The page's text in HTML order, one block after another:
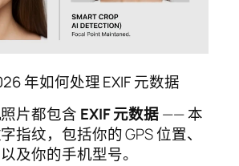
年如何处理 EXIF 元数据
片都包含 EXIF 元数据—— 本
指纹，包括你的 GPS 位置、
及你的手机型号。